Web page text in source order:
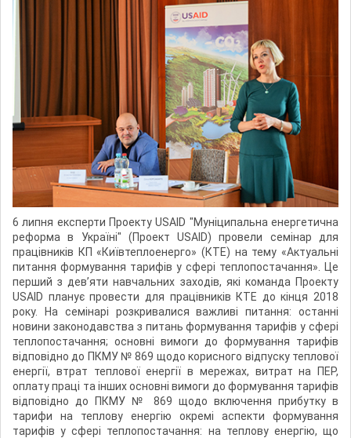
6 липня експерти Проекту USAID "Муніципальна енергетична
реформа в Україні" (Проект USAID) провели семінар для
працівників КП «Київтеплоенерго» (КТЕ) на тему «Актуальні
питання формування тарифів у сфері теплопостачання». Це
перший з дев’яти навчальних заходів, які команда Проекту
USAID планує провести для працівників КТЕ до кінця 2018
року. На семінарі розкривалися важливі питання: oстанні
новини законодавства з питань формування тарифів у сфері
теплопостачання; основні вимоги до формування тарифів
відповідно до ПКМУ № 869 щодо корисного відпуску теплової
енергії, втрат теплової енергії в мережах, витрат на ПЕР,
оплату праці та інших основні вимоги до формування тарифів
відповідно до ПКМУ № 869 щодо включення прибутку в
тарифи на теплову енергію окремі аспекти формування
тарифів у сфері теплопостачання: на теплову енергію, що